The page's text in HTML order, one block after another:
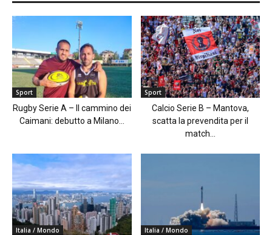
Sport
Rugby Serie A – Il cammino dei
Caimani: debutto a Milano...
Sport
Calcio Serie B – Mantova,
scatta la prevendita per il
match...
Italia / Mondo Italia / Mondo